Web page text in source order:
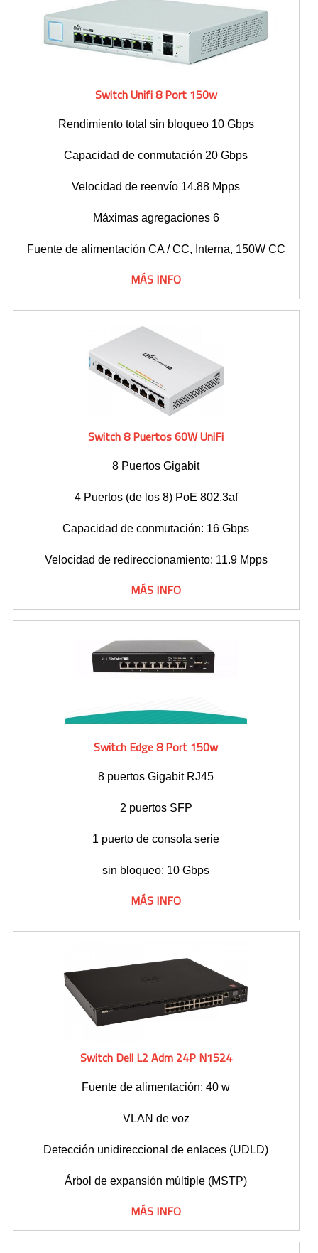
Switch Unifi 8 Port 150w
Rendimiento total sin bloqueo 10 Gbps
Capacidad de conmutación 20 Gbps
Velocidad de reenvío 14.88 Mpps
Máximas agregaciones 6
Fuente de alimentación CA / CC, Interna, 150W CC
MÁS INFO
Switch 8 Puertos 60W UniFi
8 Puertos Gigabit
4 Puertos (de los 8) PoE 802.3af
Capacidad de conmutación: 16 Gbps
Velocidad de redireccionamiento: 11.9 Mpps
MÁS INFO
Switch Edge 8 Port 150w
8 puertos Gigabit RJ45
2 puertos SFP
1 puerto de consola serie
sin bloqueo: 10 Gbps
MÁS INFO
Switch Dell L2 Adm 24P N1524
Fuente de alimentación: 40 w
VLAN de voz
Detección unidireccional de enlaces (UDLD)
Árbol de expansión múltiple (MSTP)
MÁS INFO